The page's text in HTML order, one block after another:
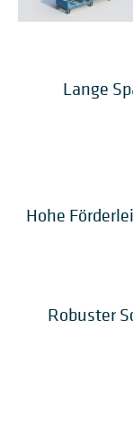
Lange
Hohe
Robuster